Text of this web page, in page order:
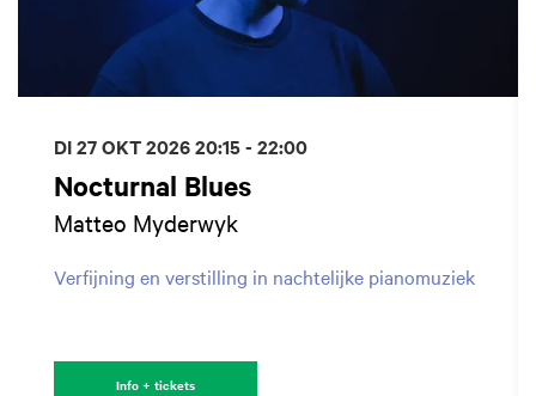
Nocturnal Blues
Matteo Myderwyk
Verfijning en verstilling in nachtelijke pianomuziek
DI 27 OKT 202620:15 - 22:00
Info + tickets